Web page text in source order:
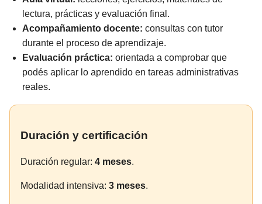
lectura, prácticas y evaluación final.
Acompañamiento docente: consultas con tutor
durante el proceso de aprendizaje.
Evaluación práctica: orientada a comprobar que
podés aplicar lo aprendido en tareas administrativas
reales.
Duración y certificación
Duración regular: 4 meses.
Modalidad intensiva: 3 meses.